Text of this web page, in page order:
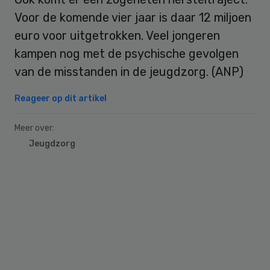
Voor de komende vier jaar is daar 12 miljoen
euro voor uitgetrokken. Veel jongeren
kampen nog met de psychische gevolgen
van de misstanden in de jeugdzorg. (ANP)
Reageer op dit artikel
Meer over:
Jeugdzorg